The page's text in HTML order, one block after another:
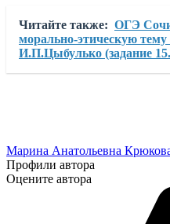
Читайте также: ОГЭ
морально-этическую тему
И.П.Цыбулько (задание
Марина Анатольевна
Профили автора
Оцените автора